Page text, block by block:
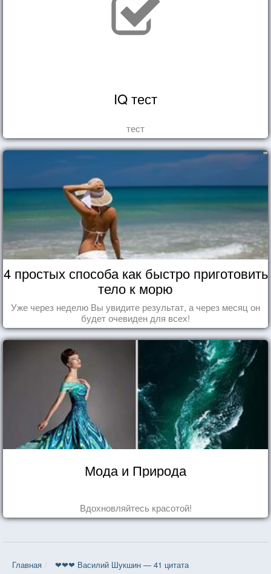
IQ тест
тест
4 простых способа как быстро приготовить
тело к морю
Уже через неделю Вы увидите результат, а через месяц он
будет очевиден для всех!
Мода и Природа
Вдохновляйтесь красотой!
Главная ❤❤❤ Василий Шукшин — 41 цитата